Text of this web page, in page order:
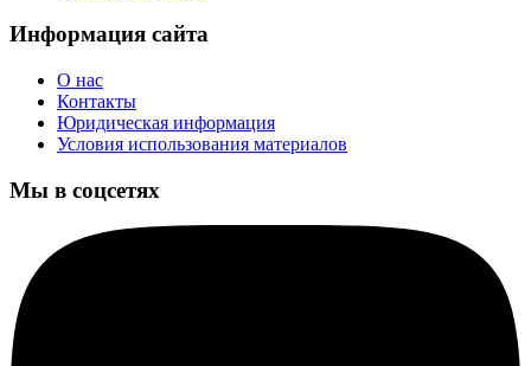
Информация сайта
О нас
Контакты
Юридическая информация
Условия использования материалов
Мы в соцсетях